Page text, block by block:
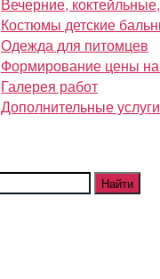
Костюмы детские
Одежда для питомцев
Формирование цены
Галерея работ
Дополнительные услуги
Найти